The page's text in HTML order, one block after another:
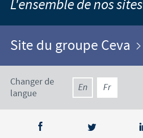
L'ensemble de nos sites
Site du groupe Ceva
Changer de
langue
En Fr